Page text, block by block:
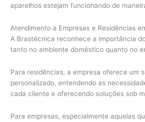
aparelhos estejam funcionando de
Atendimento a Empresas e Residências
A Brastécnica reconhece a importância
tanto no ambiente doméstico quanto no
Para residências, a empresa oferece um
personalizado, entendendo as
cada cliente e oferecendo soluções sob
Para empresas, especialmente aquelas